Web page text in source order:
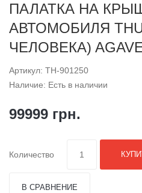
ПАЛАТКА НА
АВТОМОБИЛЯ
ЧЕЛОВЕКА)
Артикул: TH-901250
Наличие: Есть в наличии
99999 грн.
Количество
В СРАВНЕНИЕ